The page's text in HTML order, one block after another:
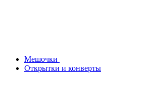
Мешочки
Открытки и конверты